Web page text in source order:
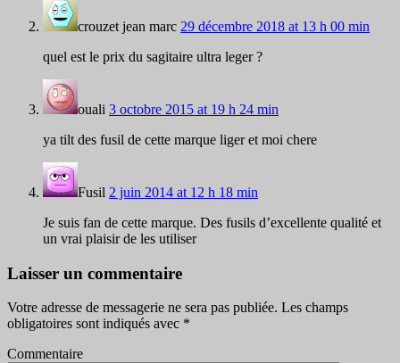
crouzet jean marc 29 décembre 2018 at 13 h 00 min
quel est le prix du sagitaire ultra leger ?
ouali 3 octobre 2015 at 19 h 24 min
ya tilt des fusil de cette marque liger et moi chere
Fusil 2 juin 2014 at 12 h 18 min
Je suis fan de cette marque. Des fusils d’excellente qualité et
un vrai plaisir de les utiliser
Laisser un commentaire
Votre adresse de messagerie ne sera pas publiée. Les champs
obligatoires sont indiqués avec *
Commentaire